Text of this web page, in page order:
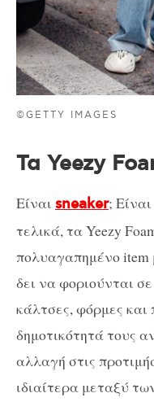
©GETTY IMAGES
Τα Yeezy
Είναι sneaker;
τελικά, τα Yeezy
πολυαγαπημένο item
δει να φοριούνται
κάλτσες, φόρμες και
δημοτικότητά τους
αλλαγή στις
ιδιαίτερα μεταξύ